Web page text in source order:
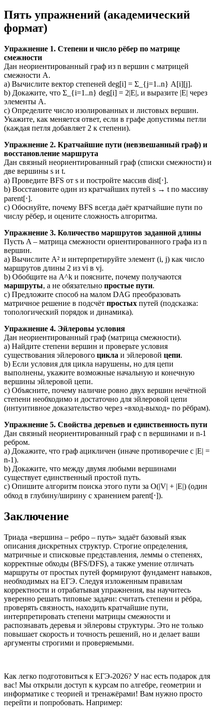
Пять упражнений (академический
формат)
Упражнение 1. Степени и число рёбер по матрице
смежности
Дан неориентированный граф из n вершин с матрицей
смежности A.
a) Вычислите вектор степеней deg[i] = Σ_{j=1..n} A[i][j].
b) Докажите, что Σ_{i=1..n} deg[i] = 2|E|, и выразите |E| через
элементы A.
c) Определите число изолированных и листовых вершин.
Укажите, как меняется ответ, если в графе допустимы петли
(каждая петля добавляет 2 к степени).
Упражнение 2. Кратчайшие пути (невзвешанный граф) и
восстановление маршрута
Дан связный неориентированный граф (списки смежности) и
две вершины s и t.
a) Проведите BFS от s и постройте массив dist[⋅].
b) Восстановите один из кратчайших путей s → t по массиву
parent[⋅].
c) Обоснуйте, почему BFS всегда даёт кратчайшие пути по
числу рёбер, и оцените сложность алгоритма.
Упражнение 3. Количество маршрутов заданной длины
Пусть A – матрица смежности ориентированного графа из n
вершин.
a) Вычислите A² и интерпретируйте элемент (i, j) как число
маршрутов длины 2 из vi в vj.
b) Обобщите на A^k и поясните, почему получаются
маршруты, а не обязательно простые пути.
c) Предложите способ на малом DAG преобразовать
матричное решение в подсчёт простых путей (подсказка:
топологический порядок и динамика).
Упражнение 4. Эйлеровы условия
Дан неориентированный граф (матрица смежности).
a) Найдите степени вершин и проверьте условия
существования эйлерового цикла и эйлеровой цепи.
b) Если условия для цикла нарушены, но для цепи
выполнены, укажите возможные начальную и конечную
вершины эйлеровой цепи.
c) Объясните, почему наличие ровно двух вершин нечётной
степени необходимо и достаточно для эйлеровой цепи
(интуитивное доказательство через «вход-выход» по рёбрам).
Упражнение 5. Свойства деревьев и единственность пути
Дан связный неориентированный граф с n вершинами и n-1
ребром.
a) Докажите, что граф ацикличен (иначе противоречие с |E| =
n-1).
b) Докажите, что между двумя любыми вершинами
существует единственный простой путь.
c) Опишите алгоритм поиска этого пути за O(|V| + |E|) (один
обход в глубину/ширину с хранением parent[⋅]).
Заключение
Триада «вершина – ребро – путь» задаёт базовый язык
описания дискретных структур. Строгие определения,
матричные и списковые представления, леммы о степенях,
корректные обходы (BFS/DFS), а также умение отличать
маршруты от простых путей формируют фундамент навыков,
необходимых на ЕГЭ. Следуя изложенным правилам
корректности и отрабатывая упражнения, вы научитесь
уверенно решать типовые задачи: считать степени и рёбра,
проверять связность, находить кратчайшие пути,
интерпретировать степени матрицы смежности и
распознавать деревья и эйлеровы структуры. Это не только
повышает скорость и точность решений, но и делает ваши
аргументы строгими и проверяемыми.
Как легко подготовиться к ЕГЭ-2026? У нас есть подарок для
вас! Мы открыли доступ к курсам по алгебре, геометрии и
информатике с теорией и тренажёрами! Вам нужно просто
перейти и попробовать. Например: